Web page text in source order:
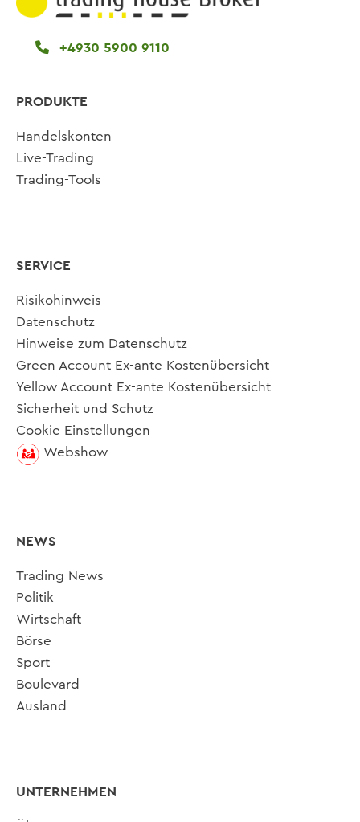
+4930 5900 9110
PRODUKTE
Handelskonten
Live-Trading
Trading-Tools
SERVICE
Risikohinweis
Datenschutz
Hinweise zum Datenschutz
Green Account Ex-ante Kostenübersicht
Yellow Account Ex-ante Kostenübersicht
Sicherheit und Schutz
Cookie Einstellungen
Webshow
NEWS
Trading News
Politik
Wirtschaft
Börse
Sport
Boulevard
Ausland
UNTERNEHMEN